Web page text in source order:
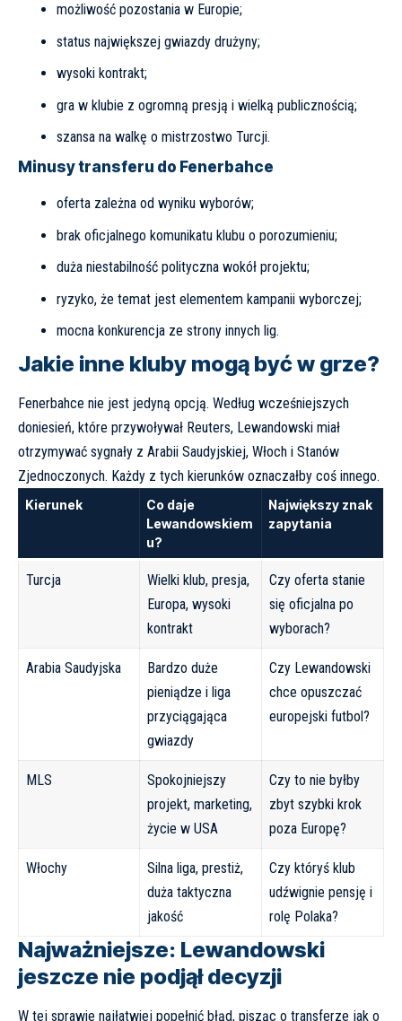
możliwość pozostania w Europie;
status największej gwiazdy drużyny;
wysoki kontrakt;
gra w klubie z ogromną presją i wielką publicznością;
szansa na walkę o mistrzostwo Turcji.
Minusy transferu do Fenerbahce
oferta zależna od wyniku wyborów;
brak oficjalnego komunikatu klubu o porozumieniu;
duża niestabilność polityczna wokół projektu;
ryzyko, że temat jest elementem kampanii wyborczej;
mocna konkurencja ze strony innych lig.
Jakie inne kluby mogą być w grze?
Fenerbahce nie jest jedyną opcją. Według wcześniejszych
doniesień, które przywoływał Reuters, Lewandowski miał
otrzymywać sygnały z Arabii Saudyjskiej, Włoch i Stanów
Zjednoczonych. Każdy z tych kierunków oznaczałby coś innego.
Kierunek
Co daje
Lewandowskiem
u?
Największy znak
zapytania
Turcja
Wielki klub, presja,
Europa, wysoki
kontrakt
Czy oferta stanie
się oficjalna po
wyborach?
Arabia Saudyjska
Bardzo duże
pieniądze i liga
przyciągająca
gwiazdy
Czy Lewandowski
chce opuszczać
europejski futbol?
MLS
Spokojniejszy
projekt, marketing,
życie w USA
Czy to nie byłby
zbyt szybki krok
poza Europę?
Włochy
Silna liga, prestiż,
duża taktyczna
jakość
Czy któryś klub
udźwignie pensję i
rolę Polaka?
Najważniejsze: Lewandowski
jeszcze nie podjął decyzji
W tej sprawie najłatwiej popełnić błąd, pisząc o transferze jak o